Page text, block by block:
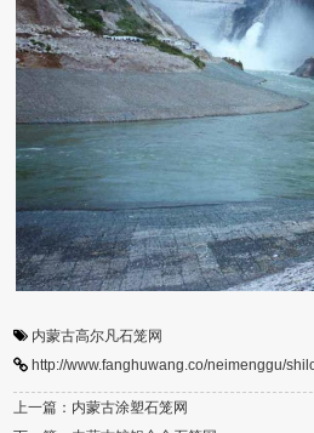
内蒙古高尔凡石笼网
http://www.fanghuwang.co/neimenggu/
上一篇：内蒙古涂塑石笼网